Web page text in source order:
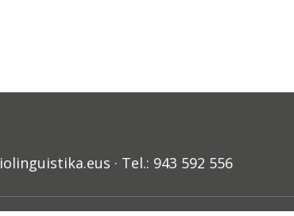
· Tel.: 943 592 556